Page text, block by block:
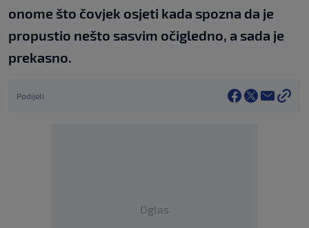
onome što čovjek osjeti kada spozna da je
propustio nešto sasvim očigledno, a sada je
prekasno.
Podijeli
Oglas